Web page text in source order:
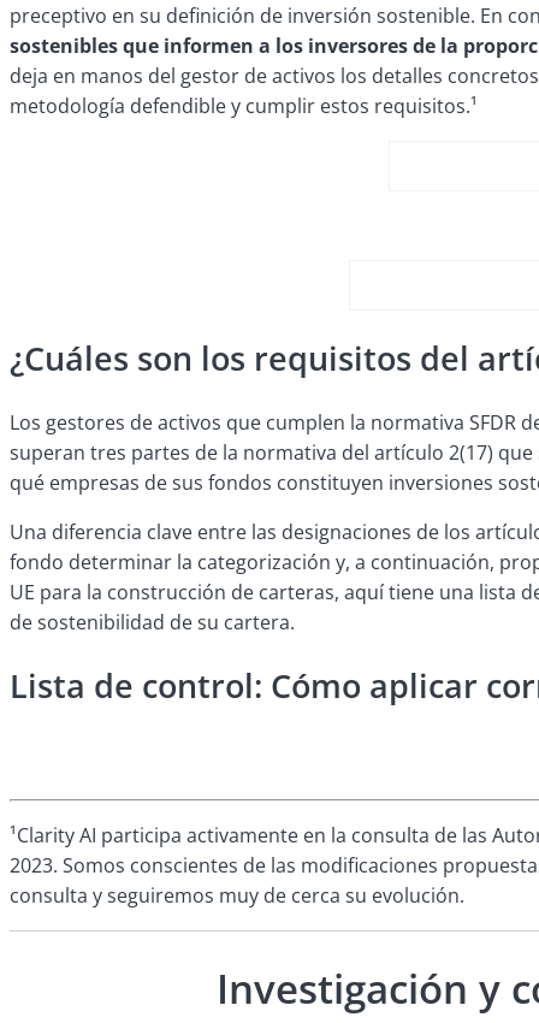
preceptivo en su definición de inversión sostenible. En
sostenibles que informen a los inversores de la
deja en manos del gestor de activos los detalles
metodología defendible y cumplir estos requisitos.¹
¿Cuáles son los requisitos del
Los gestores de activos que cumplen la normativa SFDR
superan tres partes de la normativa del artículo 2(17)
qué empresas de sus fondos constituyen inversiones
Una diferencia clave entre las designaciones de los
fondo determinar la categorización y, a continuación,
UE para la construcción de carteras, aquí tiene una lista
de sostenibilidad de su cartera.
Lista de control: Cómo aplicar
¹Clarity AI participa activamente en la consulta de las
2023. Somos conscientes de las modificaciones
consulta y seguiremos muy de cerca su evolución.
Investigación y